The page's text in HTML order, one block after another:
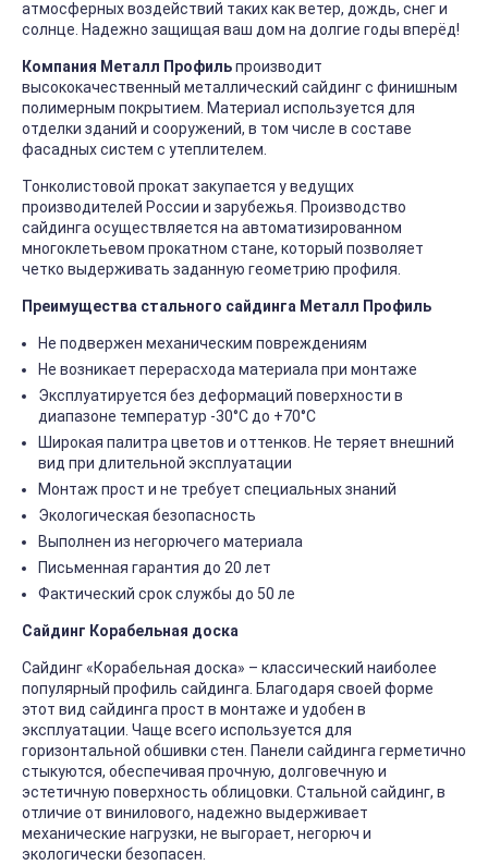
атмосферных воздействий таких как ветер, дождь, снег и
солнце. Надежно защищая ваш дом на долгие годы вперёд!
Компания Металл Профильпроизводит
высококачественный металлический сайдинг с финишным
полимерным покрытием. Материал используется для
отделки зданий и сооружений, в том числе в составе
фасадных систем с утеплителем.
Тонколистовой прокат закупается у ведущих
производителей России и зарубежья. Производство
сайдинга осуществляется на автоматизированном
многоклетьевом прокатном стане, который позволяет
четко выдерживать заданную геометрию профиля.
Преимущества стального сайдинга Металл Профиль
Не подвержен механическим повреждениям
Не возникает перерасхода материала при монтаже
Эксплуатируется без деформаций поверхности в
диапазоне температур -30°C до +70°C
Широкая палитра цветов и оттенков. Не теряет внешний
вид при длительной эксплуатации
Монтаж прост и не требует специальных знаний
Экологическая безопасность
Выполнен из негорючего материала
Письменная гарантия до 20 лет
Фактический срок службы до 50 ле
Сайдинг Корабельная доска
Сайдинг «Корабельная доска» – классический наиболее
популярный профиль сайдинга. Благодаря своей форме
этот вид сайдинга прост в монтаже и удобен в
эксплуатации. Чаще всего используется для
горизонтальной обшивки стен. Панели сайдинга герметично
стыкуются, обеспечивая прочную, долговечную и
эстетичную поверхность облицовки. Стальной сайдинг, в
отличие от винилового, надежно выдерживает
механические нагрузки, не выгорает, негорюч и
экологически безопасен.